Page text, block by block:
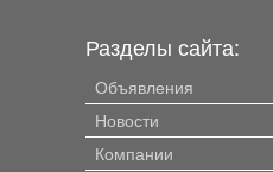
Разделы сайта:
Объявления
Новости
Компании